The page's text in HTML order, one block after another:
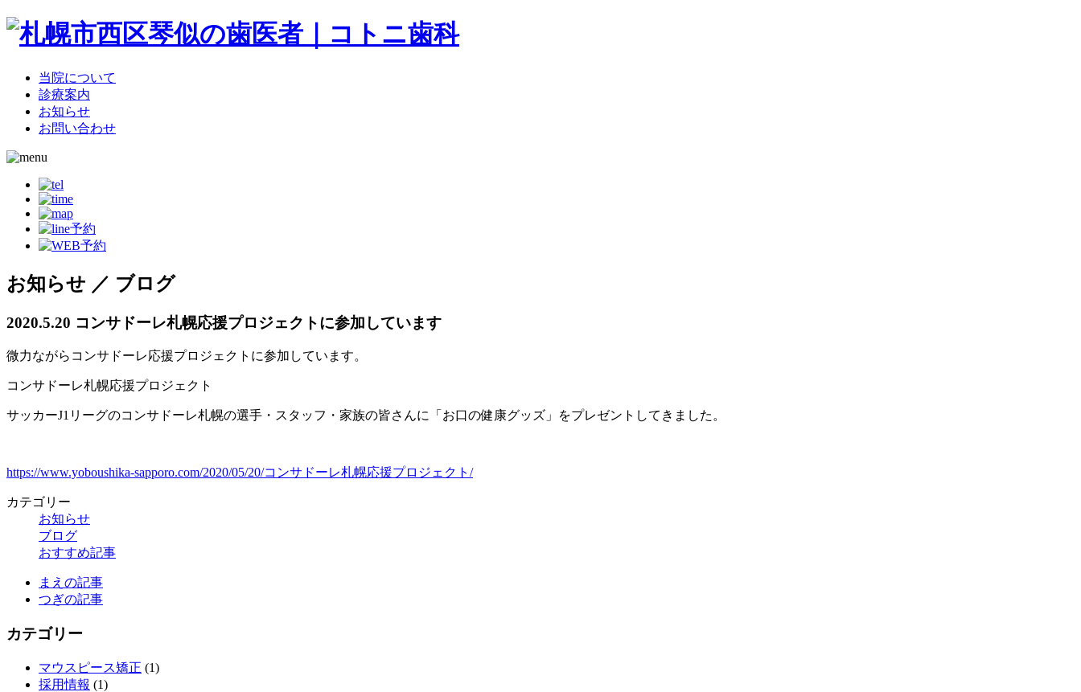
当院について
診療案内
お知らせ
お問い合わせ
お知らせ ／ ブログ
2020.5.20 コンサドーレ札幌応援プロジェクトに参加しています
微力ながらコンサドーレ応援プロジェクトに参加しています。
コンサドーレ札幌応援プロジェクト
サッカーJ1リーグのコンサドーレ札幌の選手・スタッフ・家族の皆さんに「お口の健康グッズ」をプレゼントしてきました。
https://www.yoboushika-sapporo.com/2020/05/20/コンサドーレ札幌応援プロジェクト/
カテゴリー
お知らせ
ブログ
おすすめ記事
まえの記事
つぎの記事
カテゴリー
マウスピース矯正 (1)
採用情報 (1)